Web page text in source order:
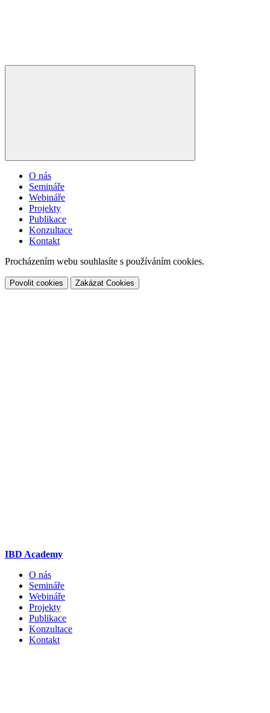
O nás
Semináře
Webináře
Projekty
Publikace
Konzultace
Kontakt
Procházením webu souhlasíte s používáním cookies.
Povolit cookies Zakázat Cookies
IBD Academy
O nás
Semináře
Webináře
Projekty
Publikace
Konzultace
Kontakt